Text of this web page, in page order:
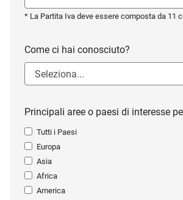
* La Partita Iva deve essere composta da 11
Come ci hai conosciuto?
Principali aree o paesi di interesse
Tutti i Paesi
Europa
Asia
Africa
America